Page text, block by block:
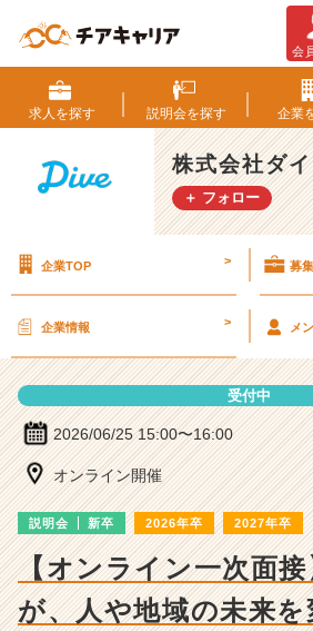
式
会
社
ダ
イ
ブ
プ
明
会
詳
細
チ
ー・
成
長
会
求人を探す 説明会を探す 企業
株式会社ダ
＋ フォロー
企業TOP > 募集
企業情報 > メ
受付中
2026/06/25 15:00〜16:00
オンライン開催
説明会 新卒 2026年卒 2027年卒
【オンライン一次面
が、人や地域の未来を